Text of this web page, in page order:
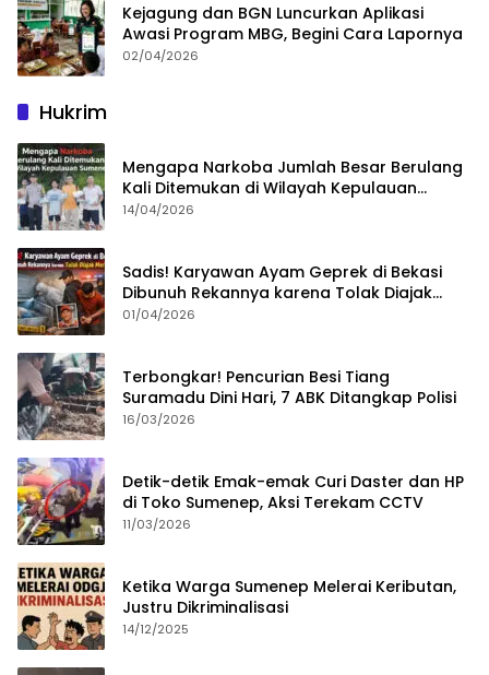
Kejagung dan BGN Luncurkan Aplikasi
Awasi Program MBG, Begini Cara Lapornya
02/04/2026
Hukrim
Mengapa Narkoba Jumlah Besar Berulang
Kali Ditemukan di Wilayah Kepulauan
Sumenep?
14/04/2026
Sadis! Karyawan Ayam Geprek di Bekasi
Dibunuh Rekannya karena Tolak Diajak
Merampok Majikan
01/04/2026
Terbongkar! Pencurian Besi Tiang
Suramadu Dini Hari, 7 ABK Ditangkap Polisi
16/03/2026
Detik-detik Emak-emak Curi Daster dan HP
di Toko Sumenep, Aksi Terekam CCTV
11/03/2026
Ketika Warga Sumenep Melerai Keributan,
Justru Dikriminalisasi
14/12/2025